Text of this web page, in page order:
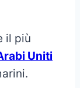
il più
Uniti